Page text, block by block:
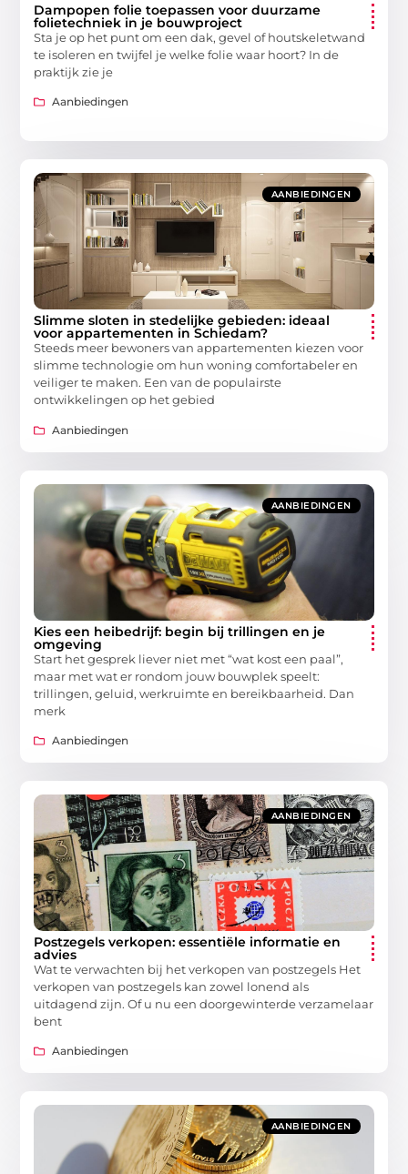
Dampopen folie toepassen voor duurzame
folietechniek in je bouwproject
Sta je op het punt om een dak, gevel of houtskeletwand
te isoleren en twijfel je welke folie waar hoort? In de
praktijk zie je
Aanbiedingen
AANBIEDINGEN
Slimme sloten in stedelijke gebieden: ideaal
voor appartementen in Schiedam?
Steeds meer bewoners van appartementen kiezen voor
slimme technologie om hun woning comfortabeler en
veiliger te maken. Een van de populairste
ontwikkelingen op het gebied
Aanbiedingen
AANBIEDINGEN
Kies een heibedrijf: begin bij trillingen en je
omgeving
Start het gesprek liever niet met “wat kost een paal”,
maar met wat er rondom jouw bouwplek speelt:
trillingen, geluid, werkruimte en bereikbaarheid. Dan
merk
Aanbiedingen
AANBIEDINGEN
Postzegels verkopen: essentiële informatie en
advies
Wat te verwachten bij het verkopen van postzegels Het
verkopen van postzegels kan zowel lonend als
uitdagend zijn. Of u nu een doorgewinterde verzamelaar
bent
Aanbiedingen
AANBIEDINGEN